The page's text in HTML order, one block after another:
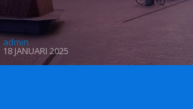
admin
18 JANUARI 2025